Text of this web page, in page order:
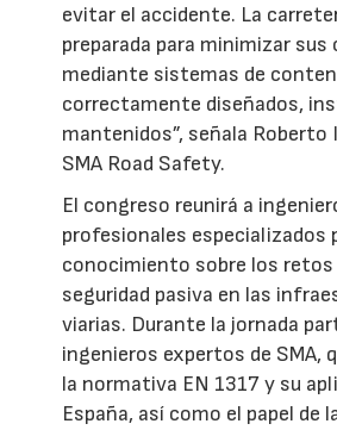
evitar el accidente. La
preparada para minimizar sus
mediante sistemas de
correctamente diseñados,
mantenidos”, señala Roberto
SMA Road Safety.
El congreso reunirá a
profesionales especializados
conocimiento sobre los retos
seguridad pasiva en las
viarias. Durante la jornada
ingenieros expertos de SMA,
la normativa EN 1317 y su
España, así como el papel de